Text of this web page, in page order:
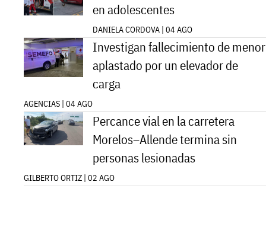
en adolescentes
DANIELA CORDOVA | 04 AGO
Investigan fallecimiento de menor
aplastado por un elevador de
carga
AGENCIAS | 04 AGO
Percance vial en la carretera
Morelos–Allende termina sin
personas lesionadas
GILBERTO ORTIZ | 02 AGO